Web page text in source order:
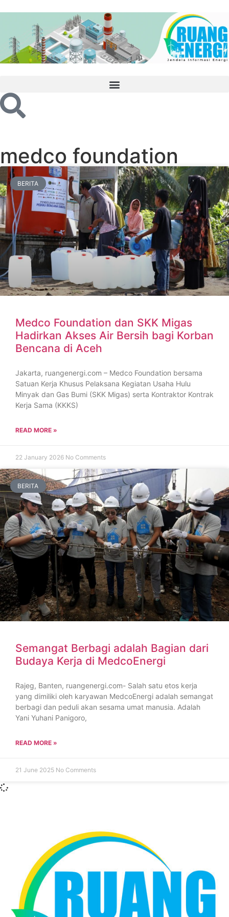
medco foundation
BERITA
Medco Foundation dan SKK Migas
Hadirkan Akses Air Bersih bagi Korban
Bencana di Aceh
Jakarta, ruangenergi.com – Medco Foundation bersama
Satuan Kerja Khusus Pelaksana Kegiatan Usaha Hulu
Minyak dan Gas Bumi (SKK Migas) serta Kontraktor Kontrak
Kerja Sama (KKKS)
READ MORE »
22 January 2026 No Comments
BERITA
Semangat Berbagi adalah Bagian dari
Budaya Kerja di MedcoEnergi
Rajeg, Banten, ruangenergi.com- Salah satu etos kerja
yang dimiliki oleh karyawan MedcoEnergi adalah semangat
berbagi dan peduli akan sesama umat manusia. Adalah
Yani Yuhani Panigoro,
READ MORE »
21 June 2025 No Comments